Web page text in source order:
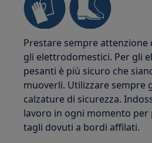
Prestare sempre attenzione
gli elettrodomestici. Per gli
pesanti è più sicuro che
muoverli. Utilizzare sempre
calzature di sicurezza.
lavoro in ogni momento
tagli dovuti a bordi affilati.